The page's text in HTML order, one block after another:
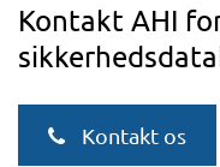
Kontakt AHI
Kontakt os